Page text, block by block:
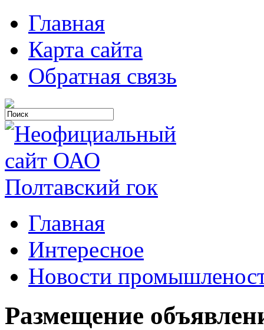
Главная
Карта сайта
Обратная связь
Главная
Интересное
Новости
Размещение